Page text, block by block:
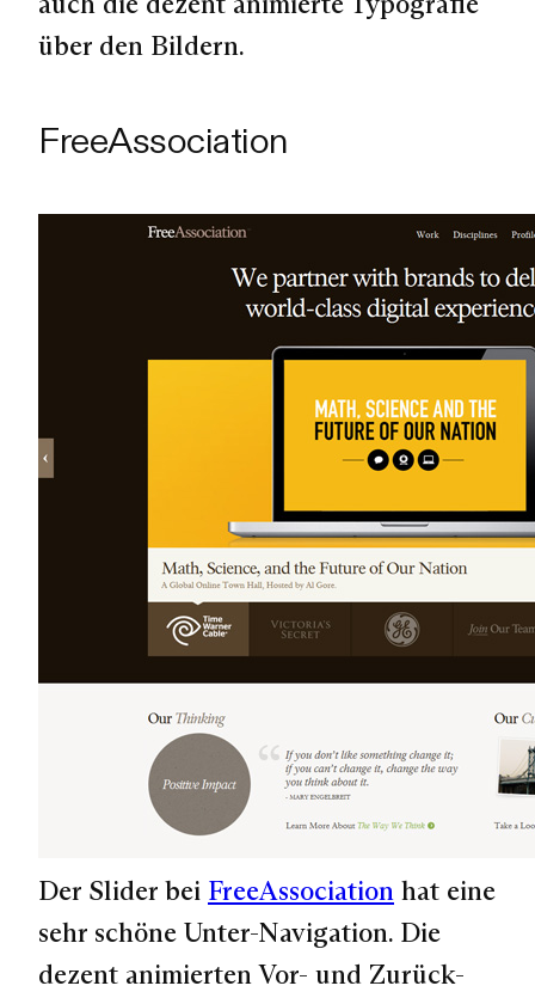
über den Bildern.
FreeAssociation
Der Slider bei FreeAssociation hat eine
sehr schöne Unter-Navigation. Die
dezent animierten Vor- und Zurück-